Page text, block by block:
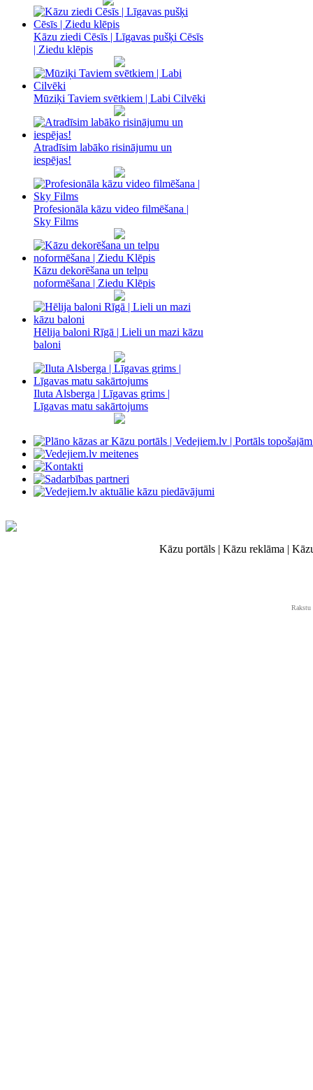
Kāzu ziedi Cēsīs | Līgavas pušķi Cēsīs
| Ziedu klēpis
Mūziķi Taviem svētkiem | Labi Cilvēki
Atradīsim labāko risinājumu un
iespējas!
Profesionāla kāzu video filmēšana |
Sky Films
Kāzu dekorēšana un telpu
noformēšana | Ziedu Klēpis
Hēlija baloni Rīgā | Lieli un mazi kāzu
baloni
Iluta Alsberga | Līgavas grims |
Līgavas matu sakārtojums
Kāzu portāls | Kāzu reklāma |
Rakstu